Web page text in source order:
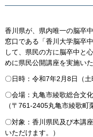
香川県が、県内唯一の脳卒
窓口である「香川大学脳卒
して、県民の方に脳卒中と
めに県民公開講座を実施い
〇日時：令和7年2月8日（土
〇会場：丸亀市綾歌総合文
（〒761-2405丸亀市綾歌町
〇対象：香川県民及び本講
いただけます。）